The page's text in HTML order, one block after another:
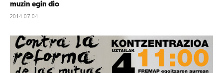
muzin egin dio
2014-07-04